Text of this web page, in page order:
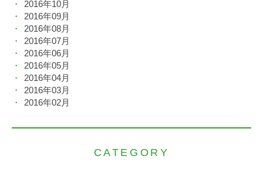
2016年10月
2016年09月
2016年08月
2016年07月
2016年06月
2016年05月
2016年04月
2016年03月
2016年02月
CATEGORY